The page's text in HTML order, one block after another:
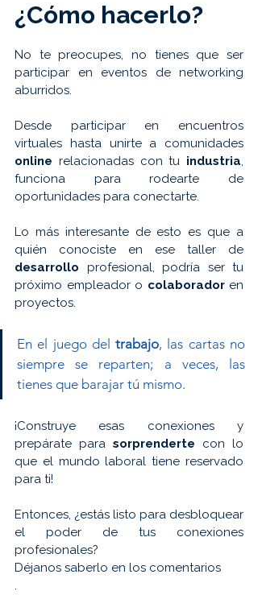
¿Cómo hacerlo?
No te preocupes, no tienes que ser
participar en eventos de networking
aburridos.
Desde participar en encuentros
online relacionadas con tu industria,
funciona para rodearte de
oportunidades para conectarte.
Lo más interesante de esto es que a
desarrollo profesional, podría ser tu
próximo empleador o colaborador en
proyectos.
En el juego del trabajo, las cartas no
siempre se reparten; a veces, las
tienes que barajar tú mismo.
¡Construye esas conexiones y
prepárate para sorprenderte con lo
que el mundo laboral tiene reservado
para ti!
Entonces, ¿estás listo para desbloquear
el poder de tus conexiones
profesionales?
Déjanos saberlo en los comentarios
.